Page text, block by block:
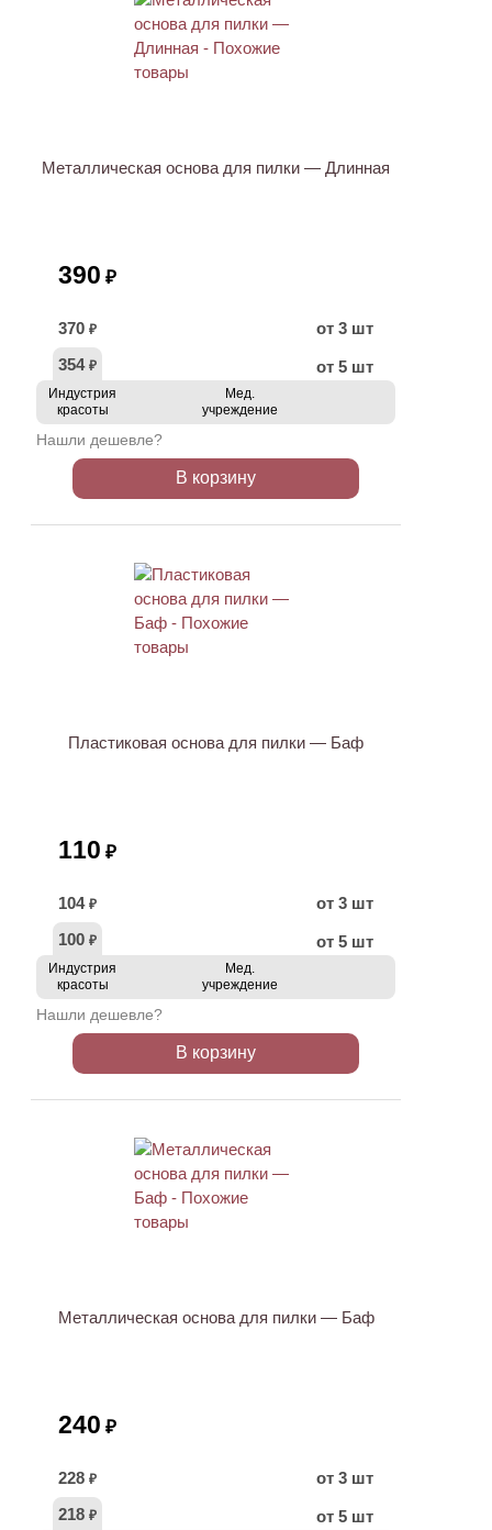
Металлическая основа для пилки — Длинная
390 ₽
370 ₽
от 3 шт
354 ₽ от 5 шт
Индустрия
красоты
Мед.
учреждение
Нашли дешевле?
В корзину
Пластиковая основа для пилки — Баф
110 ₽
104 ₽
от 3 шт
100 ₽ от 5 шт
Индустрия
красоты
Мед.
учреждение
Нашли дешевле?
В корзину
Металлическая основа для пилки — Баф
240 ₽
228 ₽
от 3 шт
218 ₽ от 5 шт